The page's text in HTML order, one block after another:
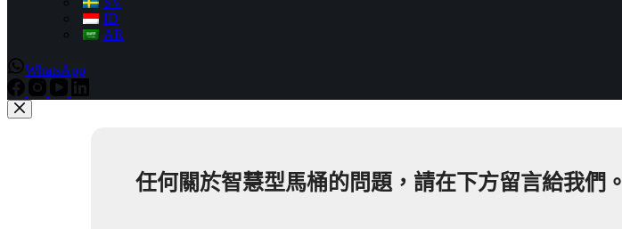
ID
AR
WhatsApp
任何關於智慧型馬桶的問題，請在下方留言給我們。